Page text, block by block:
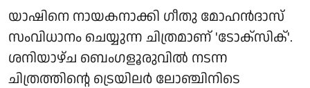
യാഷിനെ നായകനാക്കി ഗീതു മോഹൻദാസ്
സംവിധാനം ചെയ്യുന്ന ചിത്രമാണ് 'ടോക്സിക്'.
ശനിയാഴ്ച ബെംഗളൂരുവിൽ നടന്ന
ചിത്രത്തിന്റെ ട്രെയിലർ ലോഞ്ചിനിടെ